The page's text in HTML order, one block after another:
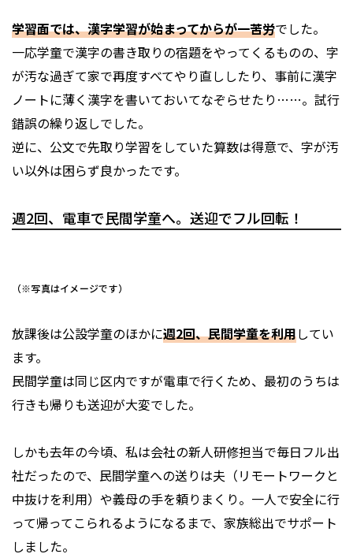
学習面では、漢字学習が始まってからが一苦労でした。
一応学童で漢字の書き取りの宿題をやってくるものの、字
が汚な過ぎて家で再度すべてやり直ししたり、事前に漢字
ノートに薄く漢字を書いておいてなぞらせたり……。試行
錯誤の繰り返しでした。
逆に、公文で先取り学習をしていた算数は得意で、字が汚
い以外は困らず良かったです。
週2回、電車で民間学童へ。送迎でフル回転！
（※写真はイメージです）
放課後は公設学童のほかに週2回、民間学童を利用してい
ます。
民間学童は同じ区内ですが電車で行くため、最初のうちは
行きも帰りも送迎が大変でした。
しかも去年の今頃、私は会社の新人研修担当で毎日フル出
社だったので、民間学童への送りは夫（リモートワークと
中抜けを利用）や義母の手を頼りまくり。一人で安全に行
って帰ってこられるようになるまで、家族総出でサポート
しました。